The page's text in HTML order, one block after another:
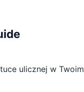
ulicznej w